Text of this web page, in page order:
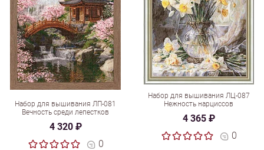
Набор для вышивания ЛП-081
Вечность среди лепестков
4 320 ₽
0
Набор для вышивания ЛЦ-087
Нежность нарциссов
4 365 ₽
0